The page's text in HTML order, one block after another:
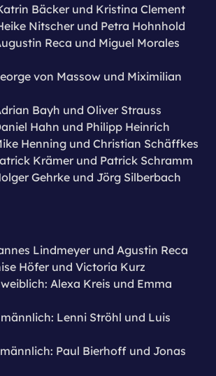
Bäcker und Kristina Clement
Nitscher und Petra Hohnhold
Reca und Miguel Morales
von Massow und Miximilian
Bayh und Oliver Strauss
Hahn und Philipp Heinrich
Henning und Christian Schäffkes
Krämer und Patrick Schramm
Gehrke und Jörg Silberbach
Lindmeyer und Agustin Reca
Höfer und Victoria Kurz
Alexa Kreis und Emma
Lenni Ströhl und Luis
Paul Bierhoff und Jonas